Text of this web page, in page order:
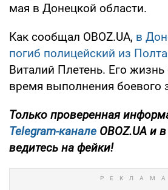
мая в Донецкой области.
Как сообщал OBOZ.UA, в
погиб полицейский из
Виталий Плетень. Его
время выполнения боевого
Только проверенная
Telegram-канале OBOZ.UA и в
ведитесь на фейки!